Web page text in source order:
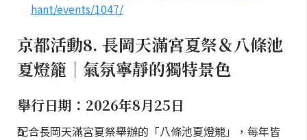
hant/events/1047/
京都活動8. 長岡天滿宮夏祭＆八條池
夏燈籠｜氣氛寧靜的獨特景色
舉行日期：2026年8月25日
配合長岡天滿宮夏祭舉辦的「八條池夏燈籠」，每年皆